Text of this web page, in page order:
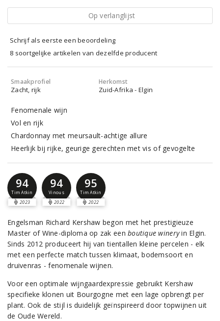
Op verlanglijst
Schrijf als eerste een beoordeling
8 soortgelijke artikelen van dezelfde producent
Smaakprofiel
Zacht, rijk
Herkomst
Zuid-Afrika - Elgin
Fenomenale wijn
Vol en rijk
Chardonnay met meursault-achtige allure
Heerlijk bij rijke, geurige gerechten met vis of gevogelte
94
Tim Atkin
2023
94
Vinous
2022
95
Tim Atkin
2022
Engelsman Richard Kershaw begon met het prestigieuze
Master of Wine-diploma op zak eenboutique wineryin Elgin.
Sinds 2012 produceert hij van tientallen kleine percelen - elk
met een perfecte match tussen klimaat, bodemsoort en
druivenras - fenomenale wijnen.
Voor een optimale wijngaardexpressie gebruikt Kershaw
specifieke klonen uit Bourgogne met een lage opbrengt per
plant. Ook de stijl is duidelijk geïnspireerd door topwijnen uit
de Oude Wereld.